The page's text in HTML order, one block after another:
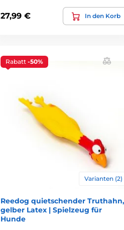
27,99 € In den Korb
Rabatt -50%
Varianten (2)
Reedog quietschender Truthahn,
gelber Latex | Spielzeug für
Hunde